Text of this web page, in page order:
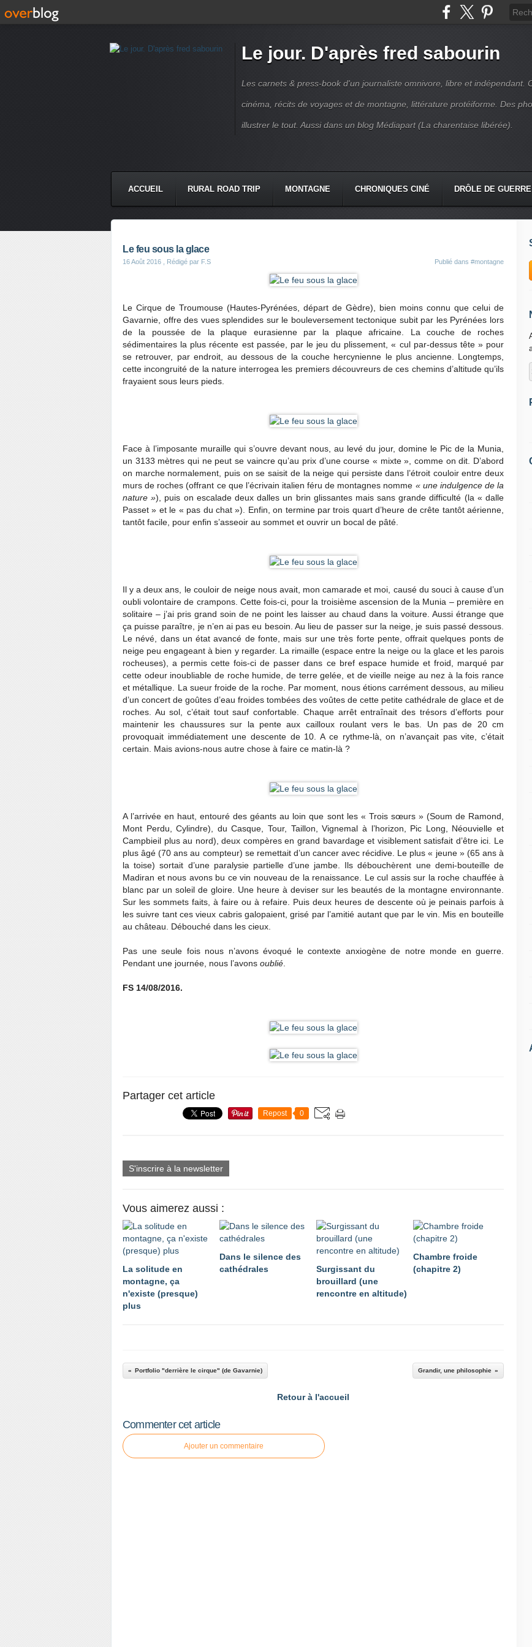
Le jour. D'après fred sabourin
Les carnets & press-book d'un journaliste omnivore, libre et indépendant.
cinéma, récits de voyages et de montagne, littérature protéiforme. Des
illustrer le tout. Aussi dans un blog Médiapart (La charentaise libérée).
ACCUEIL RURAL ROAD TRIP MONTAGNE CHRONIQUES CINÉ DRÔLE DE GUERRE
Le feu sous la glace
16 Août 2016 , Rédigé par F.S Publié dans #montagne
Le Cirque de Troumouse (Hautes-Pyrénées, départ de Gèdre), bien moins connu que celui de
Gavarnie, offre des vues splendides sur le bouleversement tectonique subit par les Pyrénées lors
de la poussée de la plaque eurasienne par la plaque africaine. La couche de roches
sédimentaires la plus récente est passée, par le jeu du plissement, « cul par-dessus tête » pour
se retrouver, par endroit, au dessous de la couche hercynienne le plus ancienne. Longtemps,
cette incongruité de la nature interrogea les premiers découvreurs de ces chemins d’altitude qu’ils
frayaient sous leurs pieds.
Face à l’imposante muraille qui s’ouvre devant nous, au levé du jour, domine le Pic de la Munia,
un 3133 mètres qui ne peut se vaincre qu’au prix d’une course « mixte », comme on dit. D’abord
on marche normalement, puis on se saisit de la neige qui persiste dans l’étroit couloir entre deux
murs de roches (offrant ce que l’écrivain italien féru de montagnes nomme « une indulgence de la
nature »), puis on escalade deux dalles un brin glissantes mais sans grande difficulté (la « dalle
Passet » et le « pas du chat »). Enfin, on termine par trois quart d’heure de crête tantôt aérienne,
tantôt facile, pour enfin s’asseoir au sommet et ouvrir un bocal de pâté.
Il y a deux ans, le couloir de neige nous avait, mon camarade et moi, causé du souci à cause d’un
oubli volontaire de crampons. Cette fois-ci, pour la troisième ascension de la Munia – première en
solitaire – j’ai pris grand soin de ne point les laisser au chaud dans la voiture. Aussi étrange que
ça puisse paraître, je n’en ai pas eu besoin. Au lieu de passer sur la neige, je suis passé dessous.
Le névé, dans un état avancé de fonte, mais sur une très forte pente, offrait quelques ponts de
neige peu engageant à bien y regarder. La rimaille (espace entre la neige ou la glace et les parois
rocheuses), a permis cette fois-ci de passer dans ce bref espace humide et froid, marqué par
cette odeur inoubliable de roche humide, de terre gelée, et de vieille neige au nez à la fois rance
et métallique. La sueur froide de la roche. Par moment, nous étions carrément dessous, au milieu
d’un concert de goûtes d’eau froides tombées des voûtes de cette petite cathédrale de glace et de
roches. Au sol, c’était tout sauf confortable. Chaque arrêt entraînait des trésors d’efforts pour
maintenir les chaussures sur la pente aux cailloux roulant vers le bas. Un pas de 20 cm
provoquait immédiatement une descente de 10. A ce rythme-là, on n’avançait pas vite, c’était
certain. Mais avions-nous autre chose à faire ce matin-là ?
A l’arrivée en haut, entouré des géants au loin que sont les « Trois sœurs » (Soum de Ramond,
Mont Perdu, Cylindre), du Casque, Tour, Taillon, Vignemal à l’horizon, Pic Long, Néouvielle et
Campbieil plus au nord), deux compères en grand bavardage et visiblement satisfait d’être ici. Le
plus âgé (70 ans au compteur) se remettait d’un cancer avec récidive. Le plus « jeune » (65 ans à
la toise) sortait d’une paralysie partielle d’une jambe. Ils débouchèrent une demi-bouteille de
Madiran et nous avons bu ce vin nouveau de la renaissance. Le cul assis sur la roche chauffée à
blanc par un soleil de gloire. Une heure à deviser sur les beautés de la montagne environnante.
Sur les sommets faits, à faire ou à refaire. Puis deux heures de descente où je peinais parfois à
les suivre tant ces vieux cabris galopaient, grisé par l’amitié autant que par le vin. Mis en bouteille
au château. Débouché dans les cieux.
Pas une seule fois nous n’avons évoqué le contexte anxiogène de notre monde en guerre.
Pendant une journée, nous l’avons oublié
FS 14/08/2016.
Partager cet article
Repost 0
S'inscrire à la newsletter
Vous aimerez aussi :
La solitude en
montagne, ça
n'existe (presque)
plus
Dans le silence des
cathédrales
Surgissant du
brouillard (une
rencontre en altitude)
Chambre froide
(chapitre 2)
Portfolio "derrière le cirque" (de Gavarnie) Grandir, une philosophie
Retour à l'accueil
Commenter cet article
Ajouter un commentaire